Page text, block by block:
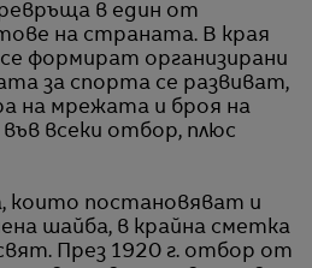
в един от
на страната. В края
формират организирани
за спорта се развиват,
на мрежата и броя на
всеки отбор, плюс
които постановяват и
шайба, в крайна сметка
През 1920 г. отбор от